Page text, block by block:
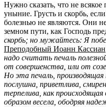
Нужно сказать, что не всякое
уныние. Грусть и скорбь,
болезнью не являются. Они
земном пути, как Господь
скорбь; но мужайтесь: Я
Преподобный Иоанн Кассиан
надо считать печаль
от совершенства, или от
Но эта печаль,
послушна, приветлива,
терпелива, как
образом весела, ободряя